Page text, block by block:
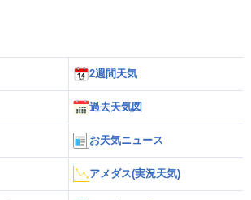
2週間天気
過去天気図
お天気ニュース
アメダス(実況天気)